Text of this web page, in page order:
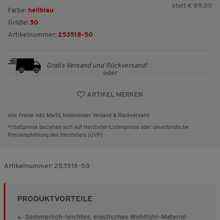
Farbe: hellblau
Größe: 50
Artikelnummer: 253518-50
statt € 89,00
Gratis Versand und Rückversand!
oder
ARTIKEL MERKEN
Alle Preise inkl. MwSt, kostenloser Versand & Rückversand
*Stattpreise beziehen sich auf Hersteller-Listenpreise oder unverbindliche
Preisempfehlung des Herstellers (UVP)
Artikelnummer: 253518-50
PRODUKTVORTEILE
Sommerlich-leichtes, elastisches Wohlfühl-Material